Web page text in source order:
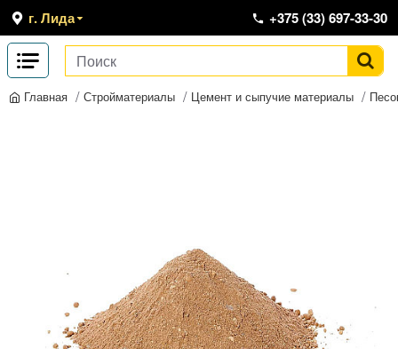
г. Лида +375 (33) 697-33-30
Главная Стройматериалы Цемент и сыпучие материалы